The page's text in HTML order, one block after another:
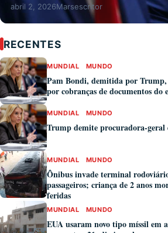
abril 2, 2026Marsescritor
RECENTES
MUNDIAL MUNDO
Pam Bondi, demitida por
por cobranças de documentos do
MUNDIAL MUNDO
Trump demite procuradora-geral
MUNDIAL MUNDO
Ônibus invade terminal
passageiros; criança de 2 anos
feridas
MUNDIAL MUNDO
EUA usaram novo tipo míssil em